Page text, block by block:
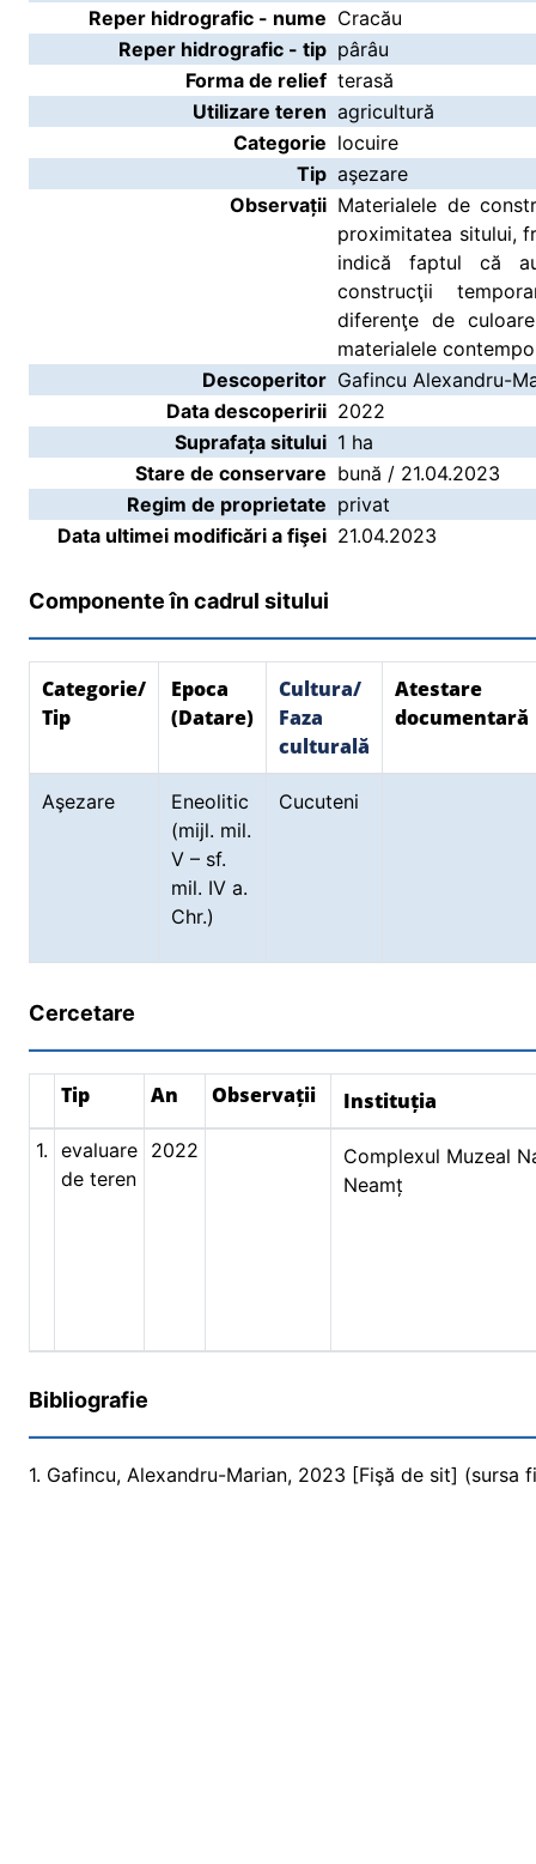
Reper hidrografic - nume Cracău
Reper hidrografic - tip pârâu
Forma de relief terasă
Utilizare teren agricultură
Categorie locuire
Tip aşezare
Observații Materialele de
proximitatea sitului,
indică faptul că
construcţii
diferenţe de
materialele
Descoperitor Gafincu Alexandru-
Data descoperirii 2022
Suprafața sitului 1 ha
Stare de conservare bună / 21.04.2023
Regim de proprietate privat
Data ultimei modificări a fişei 21.04.2023
Componente în cadrul sitului
Categorie/
Tip
Epoca
(Datare)
Cultura/
Faza
culturală
Atestare
documentară
Aşezare
Eneolitic
(mijl. mil.
V – sf.
mil. IV a.
Chr.)
Cucuteni
Cercetare
Tip An Observații Instituția
1. evaluare
de teren
2022
Complexul Muzeal
Neamț
Bibliografie
1. Gafincu, Alexandru-Marian, 2023 [Fişă de sit] (sursa